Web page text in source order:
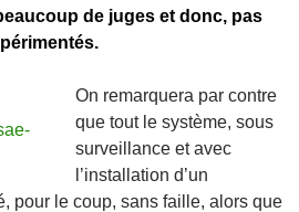
de juges et donc, pas
On remarquera par contre
que tout le système, sous
surveillance et avec
l’installation d’un
pour le coup, sans faille, alors que